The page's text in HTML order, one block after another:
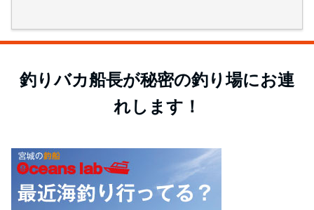
釣りバカ船長が秘密の釣り場にお連
れします！